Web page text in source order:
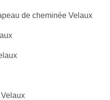
de cheminée Velaux